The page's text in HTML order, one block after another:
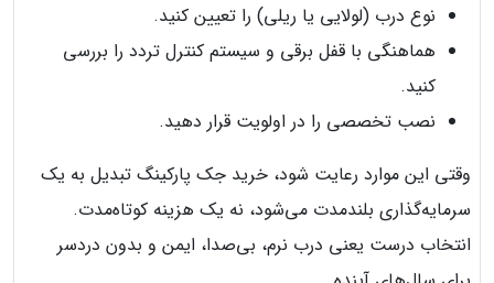
نوع درب (لولایی یا ریلی) را تعیین کنید.
هماهنگی با قفل برقی و سیستم کنترل تردد را بررسی
کنید.
نصب تخصصی را در اولویت قرار دهید.
وقتی این موارد رعایت شود، خرید جک پارکینگ تبدیل به یک
سرمایه‌گذاری بلندمدت می‌شود، نه یک هزینه کوتاه‌مدت.
انتخاب درست یعنی درب نرم، بی‌صدا، ایمن و بدون دردسر